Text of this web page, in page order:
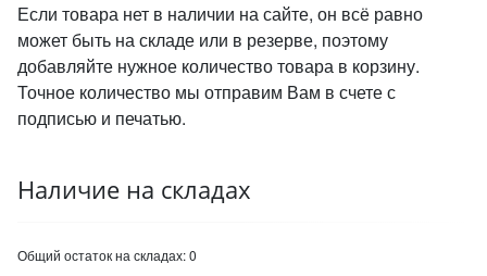
Если товара нет в наличии на сайте, он всё равно
может быть на складе или в резерве, поэтому
добавляйте нужное количество товара в корзину.
Точное количество мы отправим Вам в счете с
подписью и печатью.
Наличие на складах
Общий остаток на складах:0